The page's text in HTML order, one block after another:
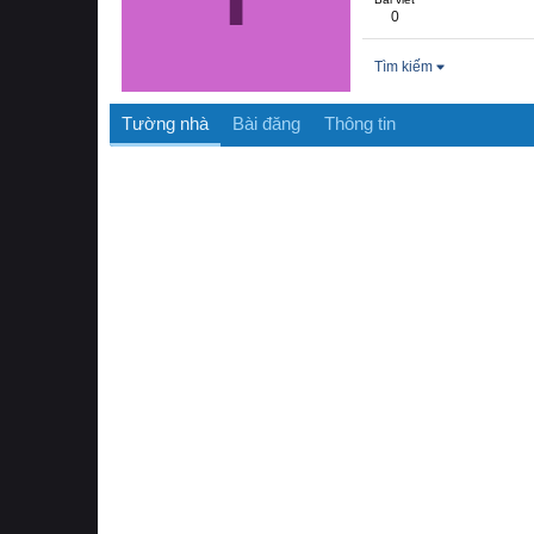
0
Tìm kiếm
Tường nhà Bài đăng Thông tin